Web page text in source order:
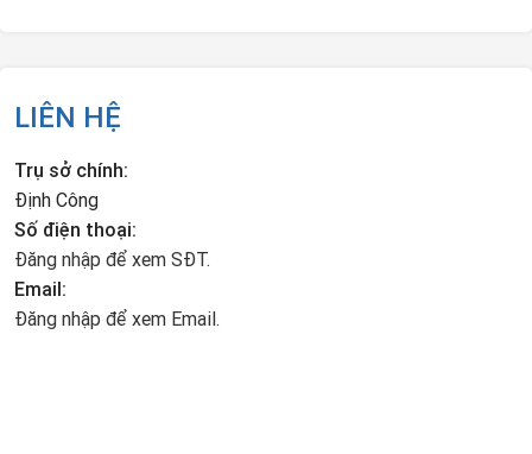
LIÊN HỆ
Trụ sở chính:
Định Công
Số điện thoại:
Đăng nhập để xem SĐT.
Email:
Đăng nhập để xem Email.